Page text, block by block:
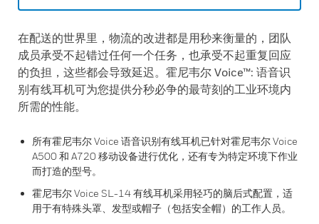
在配送的世界里，物流的改进都是用秒来衡量的，团队
成员承受不起错过任何一个任务，也承受不起重复回应
的负担，这些都会导致延迟。霍尼韦尔 Voice™: 语音识
别有线耳机可为您提供分秒必争的最苛刻的工业环境内
所需的性能。
所有霍尼韦尔 Voice 语音识别有线耳机已针对霍尼韦尔 Voice
A500 和 A720 移动设备进行优化，还有专为特定环境下作业
而打造的型号。
霍尼韦尔 Voice SL-14 有线耳机采用轻巧的脑后式配置，适
用于有特殊头罩、发型或帽子（包括安全帽）的工作人员。